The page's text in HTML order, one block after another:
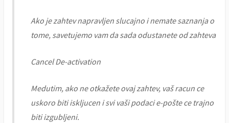
Ako je zahtev napravljen slucajno i nemate saznanja o
tome, savetujemo vam da sada odustanete od zahteva
Cancel De-activation
Medutim, ako ne otkažete ovaj zahtev, vaš racun ce
uskoro biti iskljucen i svi vaši podaci e-pošte ce trajno
biti izgubljeni.